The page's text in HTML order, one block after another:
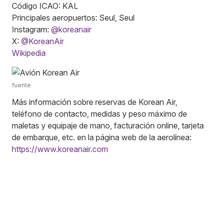
Código ICAO: KAL
Principales aeropuertos: Seul, Seul
Instagram: @koreanair
X: @KoreanAir
Wikipedia
fuente
Más información sobre reservas de Korean Air,
teléfono de contacto, medidas y peso máximo de
maletas y equipaje de mano, facturación online, tarjeta
de embarque, etc. en la página web de la aerolínea:
https://www.koreanair.com